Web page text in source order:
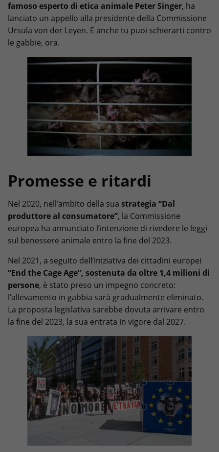
famoso esperto di etica animale Peter Singer, ha
lanciato un appello alla presidente della Commissione
Ursula von der Leyen. E anche tu puoi schierarti contro
le gabbie, ora.
Promesse e ritardi
Nel 2020, nell’ambito della sua strategia “Dal
produttore al consumatore”, la Commissione
europea ha annunciato l’intenzione di rivedere le leggi
sul benessere animale entro la fine del 2023.
Nel 2021, a seguito dell’iniziativa dei cittadini europei
“End the Cage Age”, sostenuta da oltre 1,4 milioni di
persone, è stato preso un impegno concreto:
l’allevamento in gabbia sarà gradualmente eliminato.
La proposta legislativa sarebbe dovuta arrivare entro
la fine del 2023, la sua entrata in vigore dal 2027.